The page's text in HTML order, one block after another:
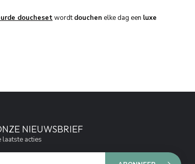
douchesetwordtdouchen elke dag een luxe
NIEUWSBRIEF
acties